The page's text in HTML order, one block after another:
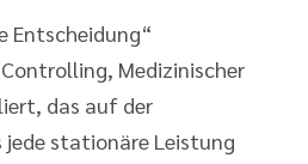
Entscheidung“
Medizinischer
das auf der
stationäre Leistung